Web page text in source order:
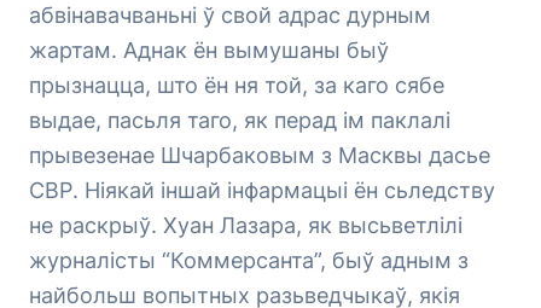
абвінавачваньні ў свой адрас дурным
жартам. Аднак ён вымушаны быў
прызнацца, што ён ня той, за каго сябе
выдае, пасьля таго, як перад ім паклалі
прывезенае Шчарбаковым з Масквы дасье
СВР. Ніякай іншай інфармацыі ён сьледству
не раскрыў. Хуан Лазара, як высьветлілі
журналісты “Коммерсанта”, быў адным з
найбольш вопытных разьведчыкаў, якія